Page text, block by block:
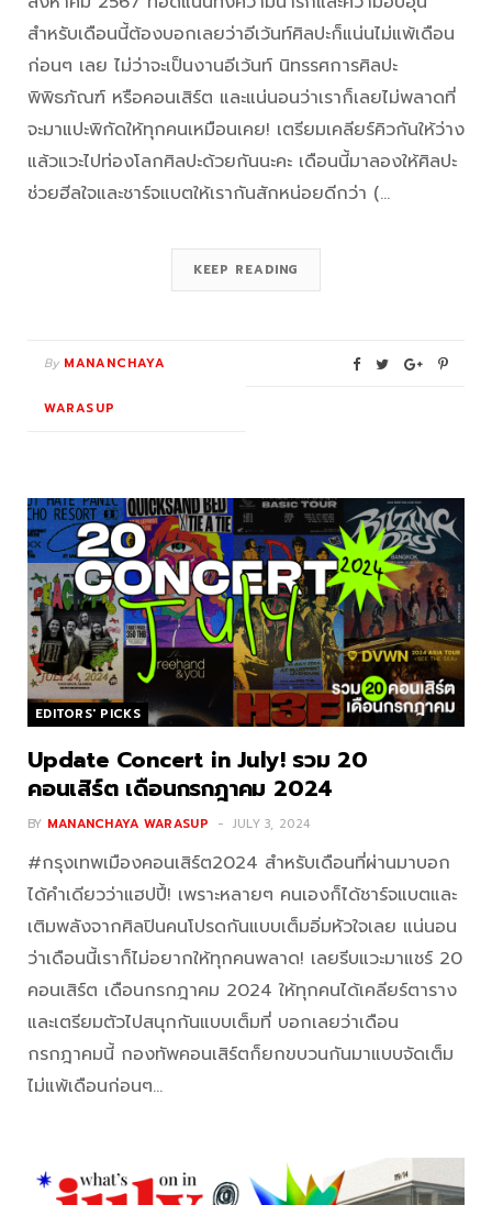
สำหรับเดือนนี้ต้องบอกเลยว่าอีเว้นท์ศิลปะก็แน่นไม่แพ้เดือน
ก่อนๆ เลย ไม่ว่าจะเป็นงานอีเว้นท์ นิทรรศการศิลปะ
พิพิธภัณฑ์ หรือคอนเสิร์ต และแน่นอนว่าเราก็เลยไม่พลาดที่
จะมาแปะพิกัดให้ทุกคนเหมือนเคย! เตรียมเคลียร์คิวกันให้ว่าง
แล้วแวะไปท่องโลกศิลปะด้วยกันนะคะ เดือนนี้มาลองให้ศิลปะ
ช่วยฮีลใจและชาร์จแบตให้เรากันสักหน่อยดีกว่า (…
KEEP READING
By MANANCHAYA
WARASUP
EDITORS' PICKS
Update Concert in July! รวม 20
คอนเสิร์ต เดือนกรกฎาคม 2024
BY MANANCHAYA WARASUP JULY 3, 2024
#กรุงเทพเมืองคอนเสิร์ต2024 สำหรับเดือนที่ผ่านมาบอก
ได้คำเดียวว่าแฮปปี้! เพราะหลายๆ คนเองก็ได้ชาร์จแบตและ
เติมพลังจากศิลปินคนโปรดกันแบบเต็มอิ่มหัวใจเลย แน่นอน
ว่าเดือนนี้เราก็ไม่อยากให้ทุกคนพลาด! เลยรีบแวะมาแชร์ 20
คอนเสิร์ต เดือนกรกฎาคม 2024 ให้ทุกคนได้เคลียร์ตาราง
และเตรียมตัวไปสนุกกันแบบเต็มที่ บอกเลยว่าเดือน
กรกฎาคมนี้ กองทัพคอนเสิร์ตก็ยกขบวนกันมาแบบจัดเต็ม
ไม่แพ้เดือนก่อนๆ…